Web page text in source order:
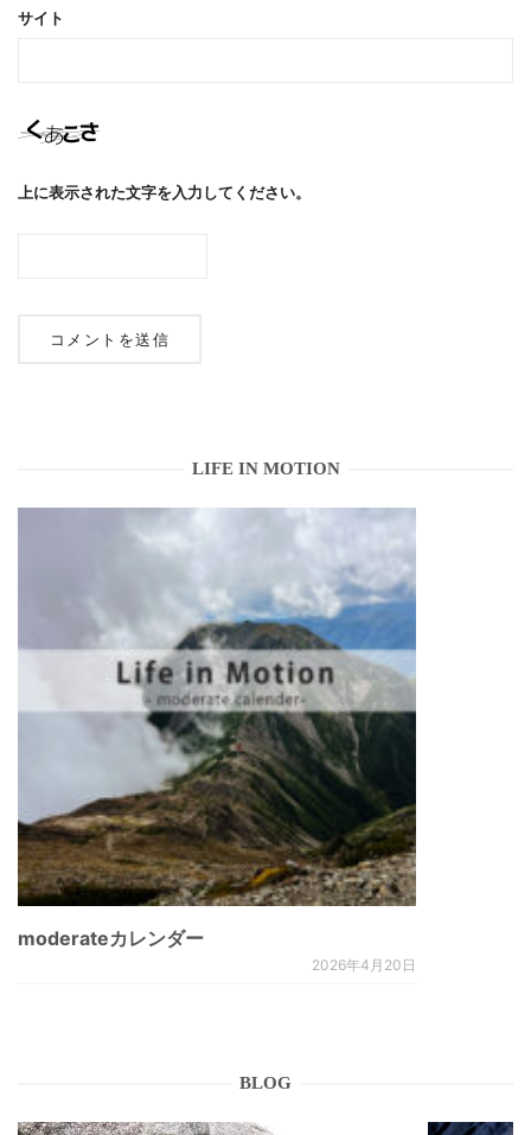
サイト
上に表示された文字を入力してください。
LIFE IN MOTION
moderateカレンダー
2026年4月20日
BLOG